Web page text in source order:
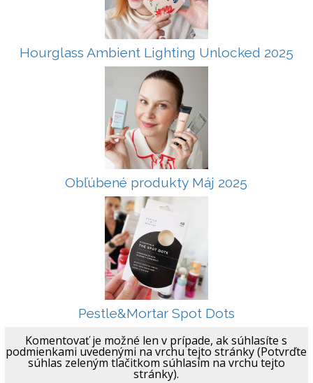
Hourglass Ambient Lighting Unlocked 2025
Obľúbené produkty Máj 2025
Pestle&Mortar Spot Dots
Komentovať je možné len v prípade, ak súhlasíte s
podmienkami uvedenými na vrchu tejto stránky (Potvrďte
súhlas zeleným tlačitkom súhlasím na vrchu tejto
stránky).